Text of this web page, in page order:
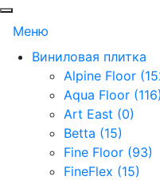
Меню
Виниловая плитка
Alpine Floor
Aqua Floor (116)
Art East (0)
Betta (15)
Fine Floor (93)
FineFlex (15)